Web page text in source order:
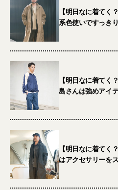
【明日なに着てく
系色使いですっき
【明日なに着てく
島さんは強めアイ
【明日なに着てく
はアクセサリーを